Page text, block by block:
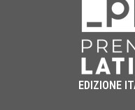
EDIZIONE